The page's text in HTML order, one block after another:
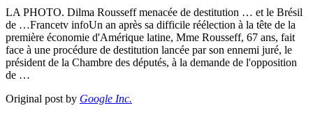
LA PHOTO. Dilma Rousseff menacée de destitution … et le Brésil
de …Francetv infoUn an après sa difficile réélection à la tête de la
première économie d'Amérique latine, Mme Rousseff, 67 ans, fait
face à une procédure de destitution lancée par son ennemi juré, le
président de la Chambre des députés, à la demande de l'opposition
de …
Original post by Google Inc.